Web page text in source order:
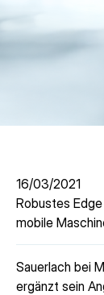
16/03/2021
Robustes
mobile
Sauerlach bei
ergänzt sein